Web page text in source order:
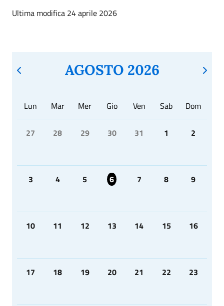
Ultima modifica 24 aprile 2026
AGOSTO 2026
Lun Mar Mer Gio Ven Sab Dom
27 28 29 30 31 1 2
3 4 5 6 7 8 9
10 11 12 13 14 15 16
17 18 19 20 21 22 23